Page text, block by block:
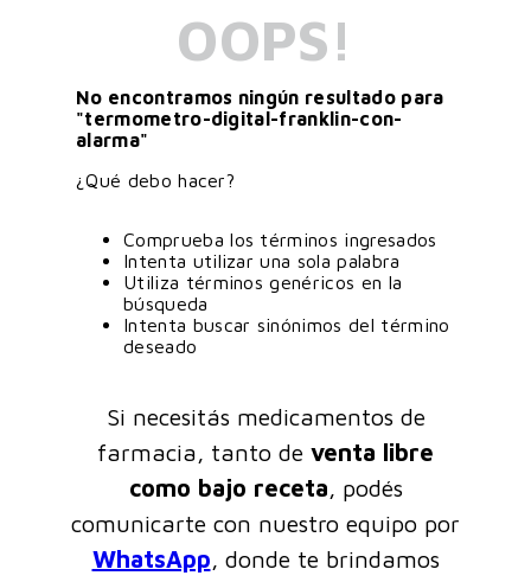
OOPS!
No encontramos ningún resultado para
"termometro-digital-franklin-con-
alarma"
¿Qué debo hacer?
Comprueba los términos ingresados
Intenta utilizar una sola palabra
Utiliza términos genéricos en la
búsqueda
Intenta buscar sinónimos del término
deseado
Si necesitás medicamentos de
farmacia, tanto de venta libre
como bajo receta, podés
comunicarte con nuestro equipo por
WhatsApp, donde te brindamos